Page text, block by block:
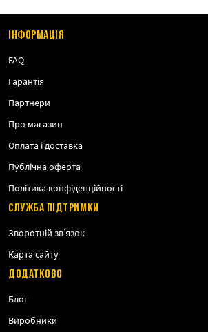
ІНФОРМАЦІЯ
FAQ
Гарантія
Партнери
Про магазин
Оплата і доставка
Публічна оферта
Політика конфіденційності
СЛУЖБА ПІДТРИМКИ
Зворотній зв’язок
Карта сайту
ДОДАТКОВО
Блог
Виробники